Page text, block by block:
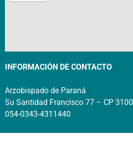
INFORMACIÓN DE CONTACTO
Arzobispado de Paraná
Su Santidad Francisco 77 – CP 3100
054-0343-4311440